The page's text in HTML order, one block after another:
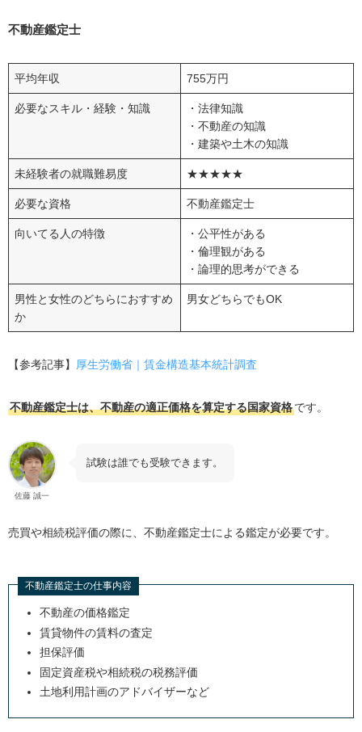
不動産鑑定士
平均年収 755万円
必要なスキル・経験・知識
・法律知識
・不動産の知識
・建築や土木の知識
未経験者の就職難易度 ★★★★★
必要な資格 不動産鑑定士
向いてる人の特徴
・公平性がある
・倫理観がある
・論理的思考ができる
男性と女性のどちらにおすすめ
か
男女どちらでもOK
【参考記事】 厚生労働省｜賃金構造基本統計調査
不動産鑑定士は、不動産の適正価格を算定する国家資格です。
佐藤 誠一
試験は誰でも受験できます。
売買や相続税評価の際に、不動産鑑定士による鑑定が必要です。
不動産鑑定士の仕事内容
不動産の価格鑑定
賃貸物件の賃料の査定
担保評価
固定資産税や相続税の税務評価
土地利用計画のアドバイザーなど